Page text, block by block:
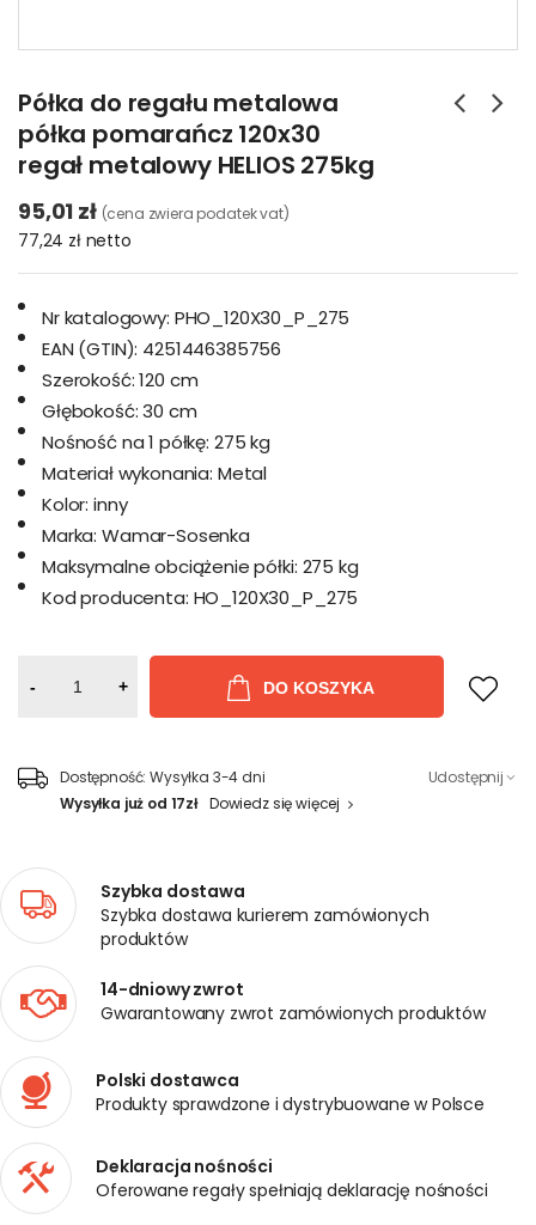
Półka do regału metalowa
półka pomarańcz 120x30
regał metalowy HELIOS 275kg
95,01 zł (cena zwiera podatek vat)
77,24 zł netto
Nr katalogowy: PHO_120X30_P_275
EAN (GTIN): 4251446385756
Szerokość: 120 cm
Głębokość: 30 cm
Nośność na 1 półkę: 275 kg
Materiał wykonania: Metal
Kolor: inny
Marka: Wamar-Sosenka
Maksymalne obciążenie półki: 275 kg
Kod producenta: HO_120X30_P_275
- + DO KOSZYKA
Dostępność: Wysyłka 3-4 dni
Wysyłka już od 17zł Dowiedz się więcej
Udostępnij
Szybka dostawa
Szybka dostawa kurierem zamówionych
produktów
14-dniowy zwrot
Gwarantowany zwrot zamówionych produktów
Polski dostawca
Produkty sprawdzone i dystrybuowane w Polsce
Deklaracja nośności
Oferowane regały spełniają deklarację nośności